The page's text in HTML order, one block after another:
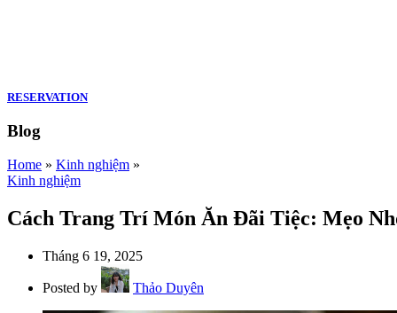
RESERVATION
Blog
Home » Kinh nghiệm »
Kinh nghiệm
Cách Trang Trí Món Ăn Đãi Tiệc: Mẹo
Tháng 6 19, 2025
Posted by Thảo Duyên